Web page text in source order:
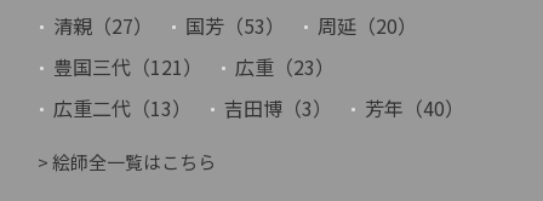
清親（27）
国芳（53）
周延（20）
豊国三代（121）
広重（23）
広重二代（13）
吉田博（3） 芳年（40）
> 絵師全一覧はこちら